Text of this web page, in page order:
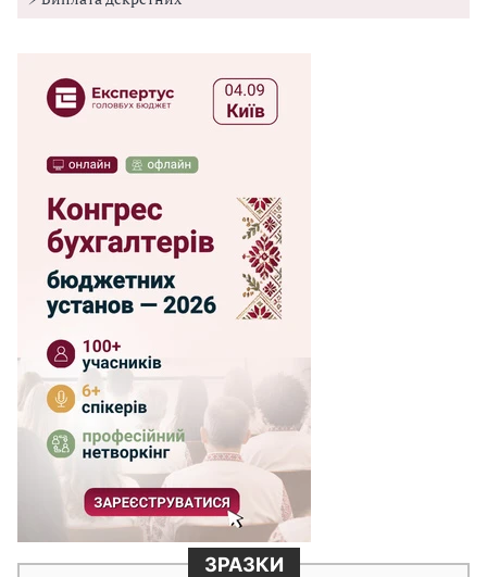
ЗРАЗКИ